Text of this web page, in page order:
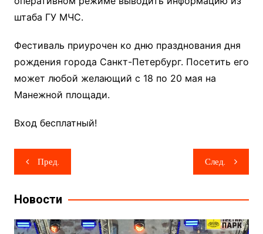
штаба ГУ МЧС.
Фестиваль приурочен ко дню празднования дня
рождения города Санкт-Петербург. Посетить его
может любой желающий с 18 по 20 мая на
Манежной площади.
Вход бесплатный!
Навигация
по
записям
Пред. След.
Новости